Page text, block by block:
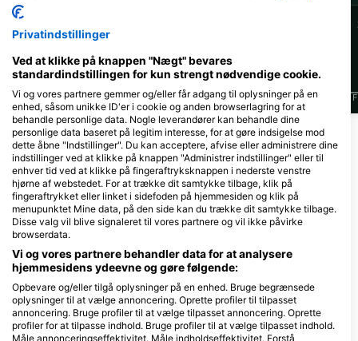
J F M A M J J A S O N D J F M A M J J A S O N D F
Dykkercentre, der betjener dette
dykkersted
Tauchersupply VERO
Palmweg 1, 9469 Haag, Schweiz
UnterwasserWelten
Seestrasse 19, 9326 Horn, Schweiz
Dykkersteder i nærheden
Privatindstillinger
Ved at klikke på knappen "Nægt" bevares
standardindstillingen for kun strengt nødvendige cookie.
Vi og vores partnere gemmer og/eller får adgang til oplysninger på en
enhed, såsom unikke ID'er i cookie og anden browserlagring for at
behandle personlige data. Nogle leverandører kan behandle dine
personlige data baseret på legitim interesse, for at gøre indsigelse mod
dette åbne "Indstillinger". Du kan acceptere, afvise eller administrere dine
indstillinger ved at klikke på knappen "Administrer indstillinger" eller til
enhver tid ved at klikke på fingeraftryksknappen i nederste venstre
hjørne af webstedet. For at trække dit samtykke tilbage, klik på
fingeraftrykket eller linket i sidefoden på hjemmesiden og klik på
menupunktet Mine data, på den side kan du trække dit samtykke tilbage.
Disse valg vil blive signaleret til vores partnere og vil ikke påvirke
browserdata.
Vi og vores partnere behandler data for at analysere
hjemmesidens ydeevne og gøre følgende:
Opbevare og/eller tilgå oplysninger på en enhed. Bruge begrænsede
oplysninger til at vælge annoncering. Oprette profiler til tilpasset
annoncering. Bruge profiler til at vælge tilpasset annoncering. Oprette
profiler for at tilpasse indhold. Bruge profiler til at vælge tilpasset indhold.
Måle annonceringseffektivitet. Måle indholdseffektivitet. Forstå